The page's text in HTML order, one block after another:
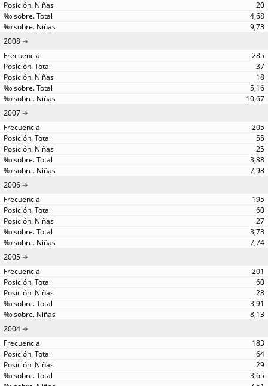
20
4,68
9,73
2008
285
37
18
5,16
10,67
2007
205
55
25
3,88
7,98
2006
195
60
27
3,73
7,74
2005
201
60
28
3,91
8,13
2004
183
64
29
3,65